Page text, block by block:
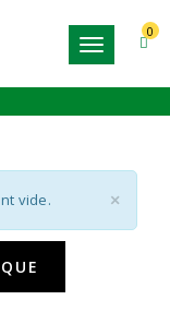
Toggle
0
vide. ×